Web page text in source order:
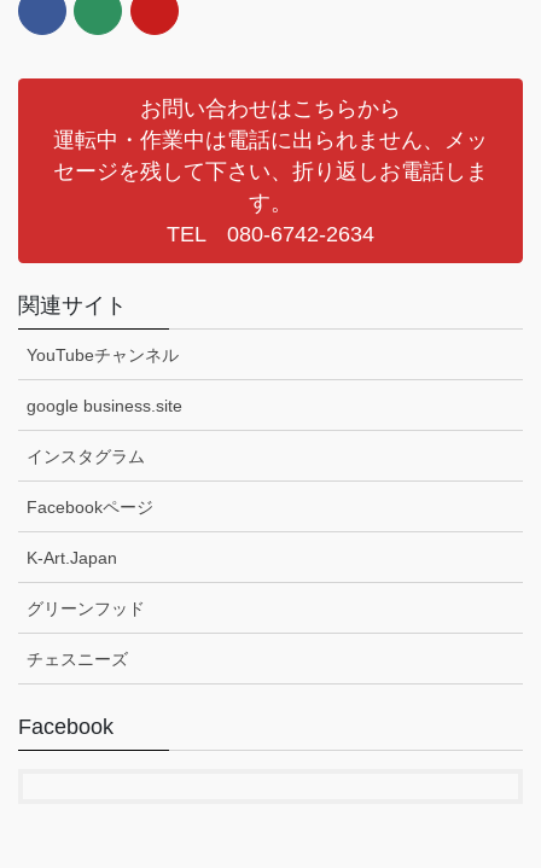
お問い合わせはこちらから
運転中・作業中は電話に出られません、メッ
セージを残して下さい、折り返しお電話しま
す。
TEL 080-6742-2634
関連サイト
YouTubeチャンネル
google business.site
インスタグラム
Facebookページ
K-Art.Japan
グリーンフッド
チェスニーズ
Facebook